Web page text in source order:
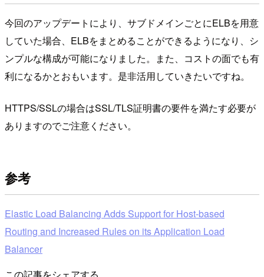
今回のアップデートにより、サブドメインごとにELBを用意
していた場合、ELBをまとめることができるようになり、シ
ンプルな構成が可能になりました。また、コストの面でも有
利になるかとおもいます。是非活用していきたいですね。
HTTPS/SSLの場合はSSL/TLS証明書の要件を満たす必要が
ありますのでご注意ください。
参考
Elastic Load Balancing Adds Support for Host-based
Routing and Increased Rules on its Application Load
Balancer